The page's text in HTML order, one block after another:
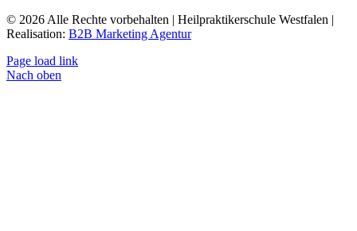
© 2026 Alle Rechte vorbehalten | Heilpraktikerschule Westfalen |
Realisation: B2B Marketing Agentur
Page load link
Nach oben